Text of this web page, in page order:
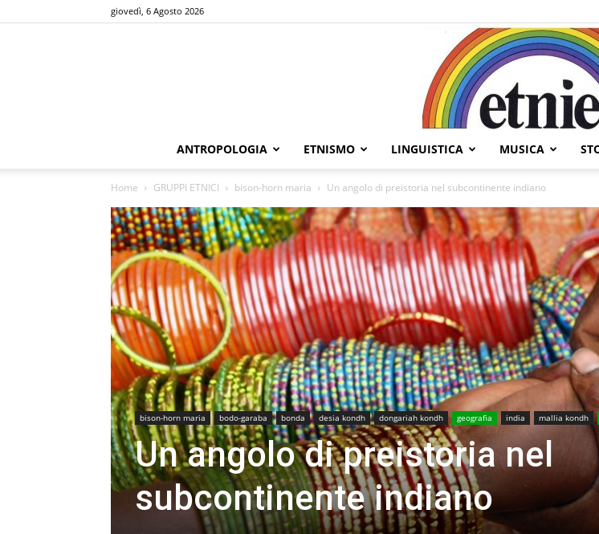
giovedì, 6 Agosto 2026
ANTROPOLOGIA ETNISMO LINGUISTICA MUSICA
Home GRUPPI ETNICI bison-horn maria Un angolo di preistoria nel subcontinente indiano
bison-horn maria bodo-garaba bonda desia kondh dongariah kondh geografia india mallia kondh
Un angolo di preistoria nel
subcontinente indiano